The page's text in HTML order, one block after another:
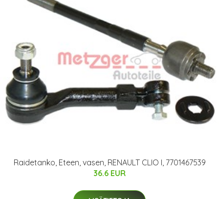
Raidetanko, Eteen, vasen, RENAULT CLIO I, 7701467539
36.6 EUR